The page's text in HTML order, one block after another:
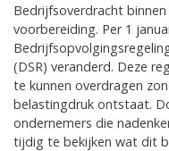
Bedrijfsoverdracht
voorbereiding. Per 1
(DSR) veranderd. Deze
te kunnen overdragen
belastingdruk ontstaat.
ondernemers die
tijdig te bekijken wat dit